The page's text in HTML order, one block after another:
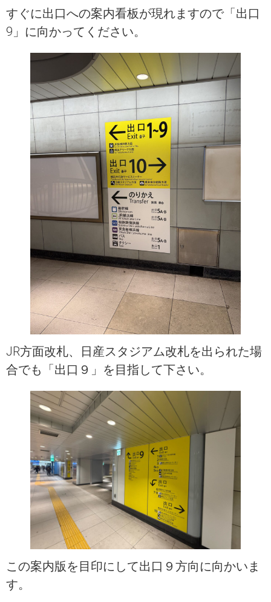
すぐに出口への案内看板が現れますので「出口
9」に向かってください。
JR方面改札、日産スタジアム改札を出られた場
合でも「出口９」を目指して下さい。
この案内版を目印にして出口９方向に向かいま
す。